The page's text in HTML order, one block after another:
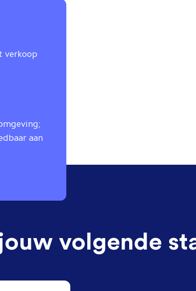
verkoop
aan
volgende